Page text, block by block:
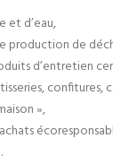
et d’eau,
production de
d’entretien
»,